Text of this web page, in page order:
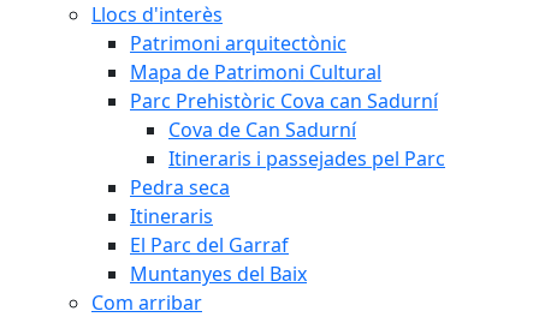
Llocs d'interès
Patrimoni arquitectònic
Mapa de Patrimoni Cultural
Parc Prehistòric Cova can Sadurní
Cova de Can Sadurní
Itineraris i passejades pel Parc
Pedra seca
Itineraris
El Parc del Garraf
Muntanyes del Baix
Com arribar